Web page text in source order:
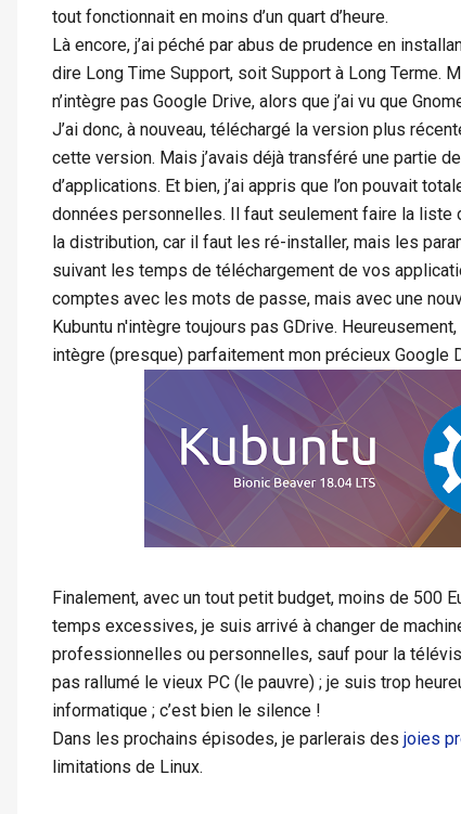
tout fonctionnait en moins d’un quart d’heure.
Là encore, j’ai péché par abus de prudence en
dire Long Time Support, soit Support à Long Terme.
n’intègre pas Google Drive, alors que j’ai vu que
J’ai donc, à nouveau, téléchargé la version plus
cette version. Mais j’avais déjà transféré une partie
d’applications. Et bien, j’ai appris que l’on pouvait
données personnelles. Il faut seulement faire la
la distribution, car il faut les ré-installer, mais les
suivant les temps de téléchargement de vos
comptes avec les mots de passe, mais avec une
Kubuntu n'intègre toujours pas GDrive.
intègre (presque) parfaitement mon précieux Google
Finalement, avec un tout petit budget, moins de 500
temps excessives, je suis arrivé à changer de
professionnelles ou personnelles, sauf pour la
pas rallumé le vieux PC (le pauvre) ; je suis trop
informatique ; c’est bien le silence !
Dans les prochains épisodes, je parlerais des joies
limitations de Linux.